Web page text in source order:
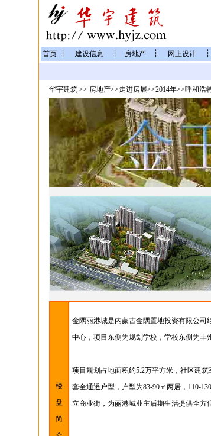
首页 ┆ 建设信息 ┆ 房地产 ┆ 网上设计 ┆
华宇建筑 >> 房地产>>走进房展>>2014年>>呼和浩
楼
盘
简
金隅丽港城是内蒙古金隅置地投资有限公司
中心，项目东侧为规划学校，学校东侧为丰
项目规划占地面积约5.2万平方米，社区建
套全通透户型，户型为83-90㎡两居，110-
立商业街，为丽港城业主后期生活提供全方